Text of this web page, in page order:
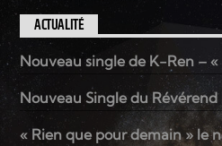
ACTUALITÉ
Nouveau single de K-Ren –
Nouveau Single du
« Rien que pour demain » le